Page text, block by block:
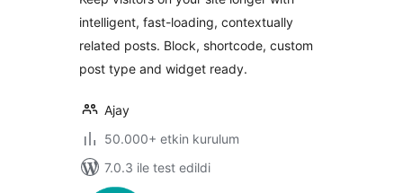
intelligent, fast-loading, contextually
related posts. Block, shortcode, custom
post type and widget ready.
Ajay
50.000+ etkin kurulum
7.0.3 ile test edildi